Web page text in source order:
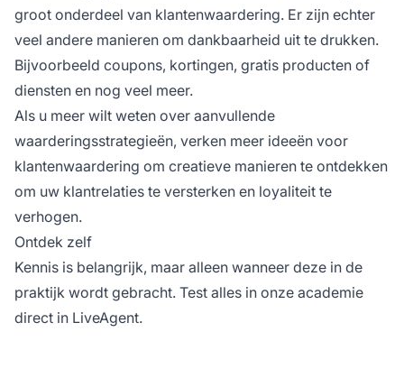
groot onderdeel van klantenwaardering. Er zijn echter
veel andere manieren om dankbaarheid uit te drukken.
Bijvoorbeeld coupons, kortingen, gratis producten of
diensten en nog veel meer.
Als u meer wilt weten over aanvullende
waarderingsstrategieën, verken meer ideeën voor
klantenwaardering om creatieve manieren te ontdekken
om uw klantrelaties te versterken en loyaliteit te
verhogen.
Ontdek zelf
Kennis is belangrijk, maar alleen wanneer deze in de
praktijk wordt gebracht. Test alles in onze academie
direct in LiveAgent.